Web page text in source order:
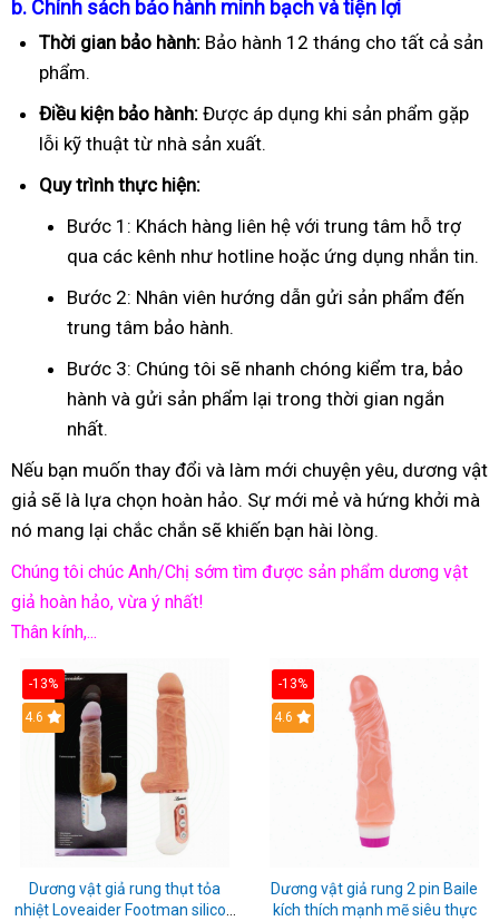
b. Chính sách bảo hành minh bạch và tiện lợi
Thời gian bảo hành: Bảo hành 12 tháng cho tất cả sản
phẩm.
Điều kiện bảo hành: Được áp dụng khi sản phẩm gặp
lỗi kỹ thuật từ nhà sản xuất.
Quy trình thực hiện:
Bước 1: Khách hàng liên hệ với trung tâm hỗ trợ
qua các kênh như hotline hoặc ứng dụng nhắn tin.
Bước 2: Nhân viên hướng dẫn gửi sản phẩm đến
trung tâm bảo hành.
Bước 3: Chúng tôi sẽ nhanh chóng kiểm tra, bảo
hành và gửi sản phẩm lại trong thời gian ngắn
nhất.
Nếu bạn muốn thay đổi và làm mới chuyện yêu, dương vật
giả sẽ là lựa chọn hoàn hảo. Sự mới mẻ và hứng khởi mà
nó mang lại chắc chắn sẽ khiến bạn hài lòng.
Chúng tôi chúc Anh/Chị sớm tìm được sản phẩm dương vật
giả hoàn hảo, vừa ý nhất!
Thân kính,...
-13%
Hot
4.6
Dương vật giả rung thụt tỏa
nhiệt Loveaider Footman silicon
-13%
Hot
4.6
Dương vật giả rung 2 pin Baile
kích thích mạnh mẽ siêu thực